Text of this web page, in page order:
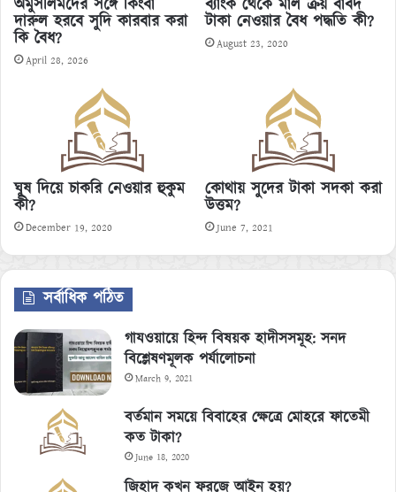
অমুসলিমদের সঙ্গে কিংবা
দারুল হরবে সুদি কারবার করা
কি বৈধ?
April 28, 2026
ব্যাংক থেকে মাল ক্রয় বাবদ
টাকা নেওয়ার বৈধ পদ্ধতি কী?
August 23, 2020
ঘুষ দিয়ে চাকরি নেওয়ার হুকুম
কী?
December 19, 2020
কোথায় সুদের টাকা সদকা করা
উত্তম?
June 7, 2021
সর্বাধিক পঠিত
গাযওয়ায়ে হিন্দ বিষয়ক হাদীসসমূহ: সনদ
বিশ্লেষণমূলক পর্যালোচনা
March 9, 2021
বর্তমান সময়ে বিবাহের ক্ষেত্রে মোহরে ফাতেমী
কত টাকা?
June 18, 2020
জিহাদ কখন ফরজে আইন হয়?